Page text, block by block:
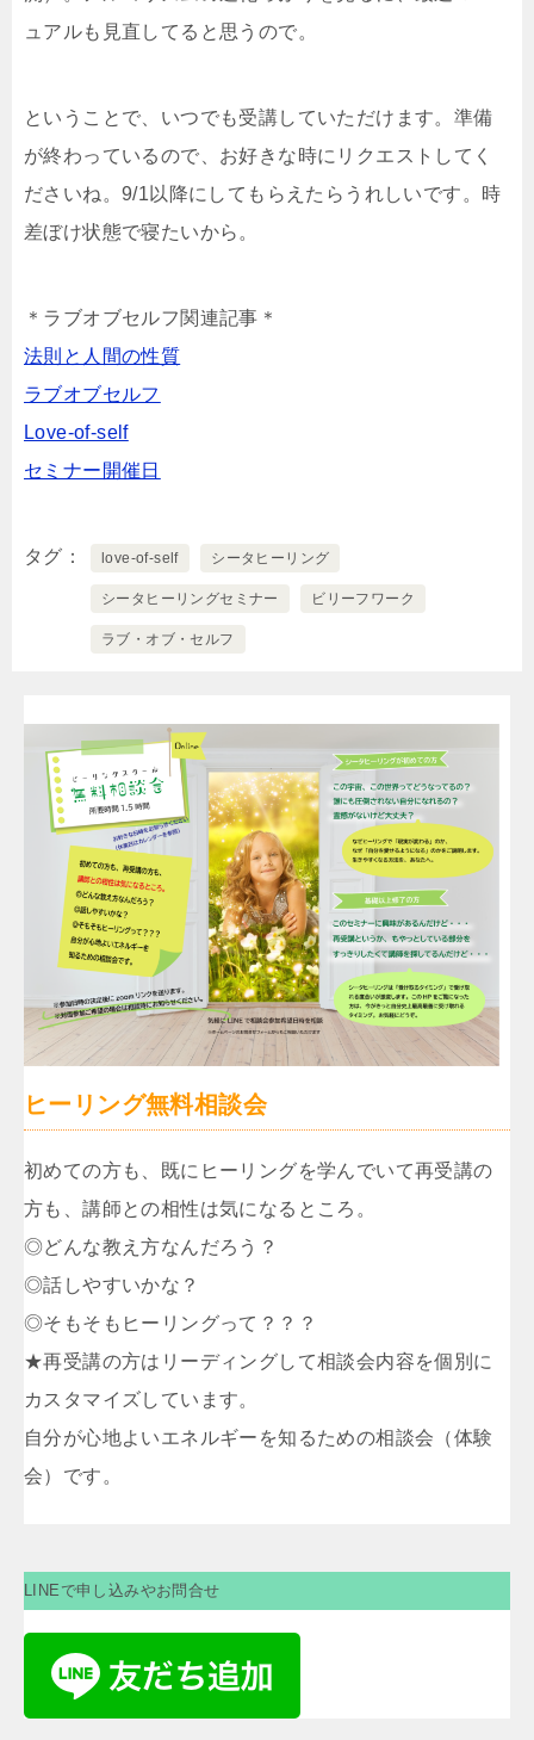
ュアルも見直してると思うので。
ということで、いつでも受講していただけます。準備
が終わっているので、お好きな時にリクエストしてく
ださいね。9/1以降にしてもらえたらうれしいです。時
差ぼけ状態で寝たいから。
＊ラブオブセルフ関連記事＊
法則と人間の性質
ラブオブセルフ
Love-of-self
セミナー開催日
タグ love-of-self シータヒーリング
シータヒーリングセミナー ビリーフワーク
ラブ・オブ・セルフ
ヒーリング無料相談会
初めての方も、既にヒーリングを学んでいて再受講の
方も、講師との相性は気になるところ。
◎どんな教え方なんだろう？
◎話しやすいかな？
◎そもそもヒーリングって？？？
★再受講の方はリーディングして相談会内容を個別に
カスタマイズしています。
自分が心地よいエネルギーを知るための相談会（体験
会）です。
LINEで申し込みやお問合せ